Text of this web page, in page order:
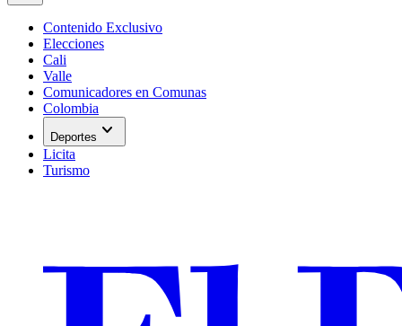
Contenido Exclusivo
Elecciones
Cali
Valle
Comunicadores en Comunas
Colombia
Deportes expand_more
Licita
Turismo